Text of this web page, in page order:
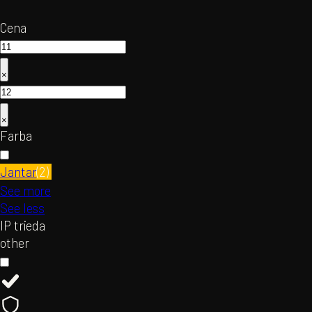
Cena
×
×
Farba
Jantar(2)
See more
See less
IP trieda
other